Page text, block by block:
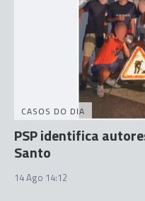
CASOS DO DIA
PSP identifica
Santo
14 Ago 14:12